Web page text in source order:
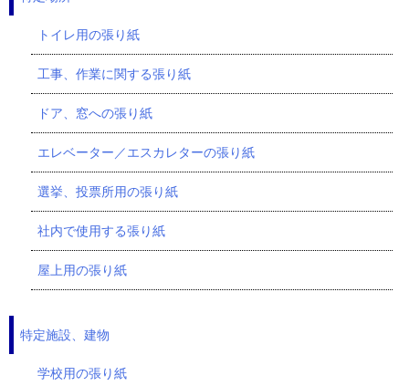
トイレ用の張り紙
工事、作業に関する張り紙
ドア、窓への張り紙
エレベーター／エスカレターの張り紙
選挙、投票所用の張り紙
社内で使用する張り紙
屋上用の張り紙
特定施設、建物
学校用の張り紙